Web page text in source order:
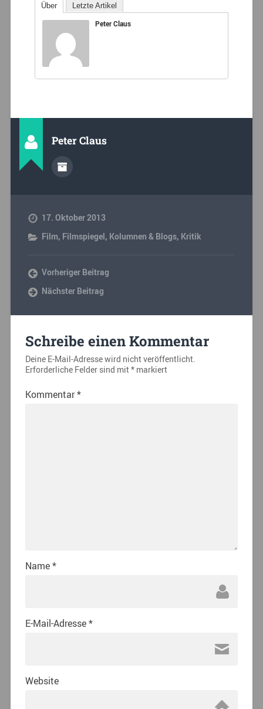
Über Letzte Artikel
Peter Claus
Peter Claus
17. Oktober 2013
Film, Filmspiegel, Kolumnen & Blogs, Kritik
Vorheriger Beitrag
Nächster Beitrag
Schreibe einen Kommentar
Deine E-Mail-Adresse wird nicht veröffentlicht.
Erforderliche Felder sind mit*markiert
Kommentar*
Name*
E-Mail-Adresse*
Website